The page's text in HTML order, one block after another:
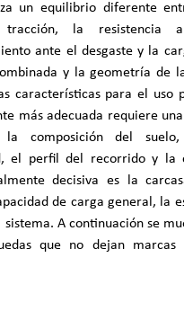
un equilibrio diferente
la resistencia
ante el desgaste y la
y la geometría de
características para el uso
más adecuada requiere
la composición del
el perfil del recorrido y la
decisiva es la
de carga general, la
A continuación se
que no dejan marcas